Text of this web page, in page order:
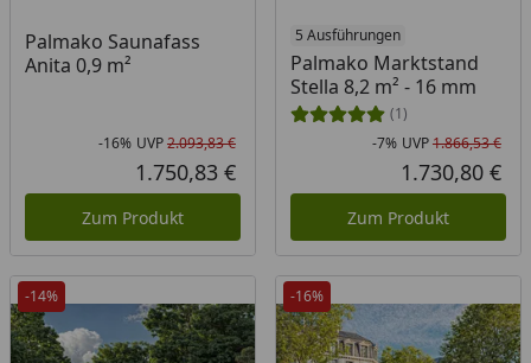
Palmako Saunafass
Anita 0,9 m²
Rabatt in Prozent
-16%
Ursprünglicher Preis
UVP2.093,83 €
Aktueller Preis
1.750,83 €
Zum Produkt
5 Ausführungen
Palmako Marktstand
Stella 8,2 m² - 16 mm
(1)
-7% UVP1.866,53 €
1.730,80 €
Zum Produkt
-14% -16%